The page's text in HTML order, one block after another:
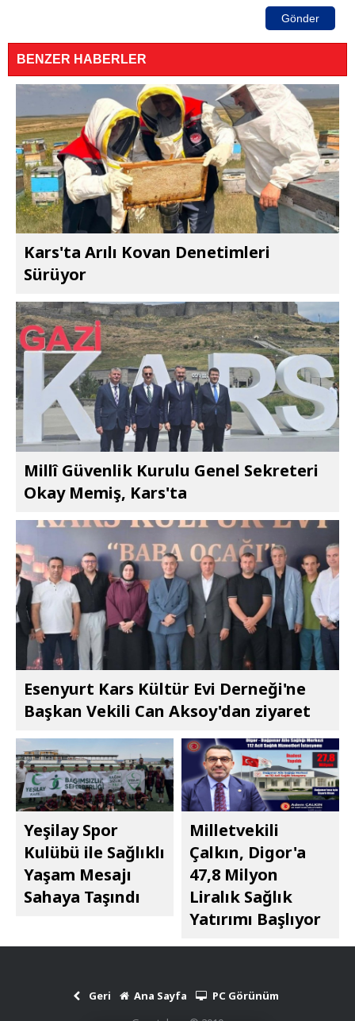
Gönder
BENZER HABERLER
Kars'ta Arılı Kovan Denetimleri
Sürüyor
Millî Güvenlik Kurulu Genel Sekreteri
Okay Memiş, Kars'ta
Esenyurt Kars Kültür Evi Derneği'ne
Başkan Vekili Can Aksoy'dan ziyaret
Yeşilay Spor
Kulübü ile Sağlıklı
Yaşam Mesajı
Sahaya Taşındı
Milletvekili
Çalkın, Digor'a
47,8 Milyon
Liralık Sağlık
Yatırımı Başlıyor
Geri Ana Sayfa
PC Görünüm